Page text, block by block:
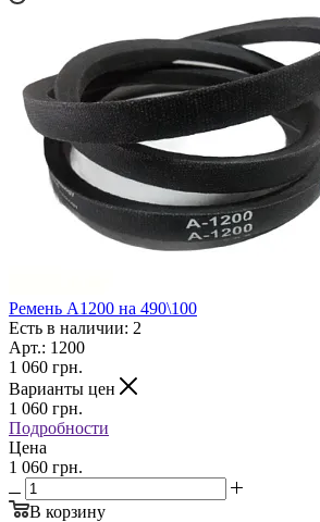
Ремень А1200 на 490\100
Есть в наличии: 2
Арт.: 1200
1 060 грн.
Варианты цен
1 060 грн.
Подробности
Цена
1 060 грн.
В корзину